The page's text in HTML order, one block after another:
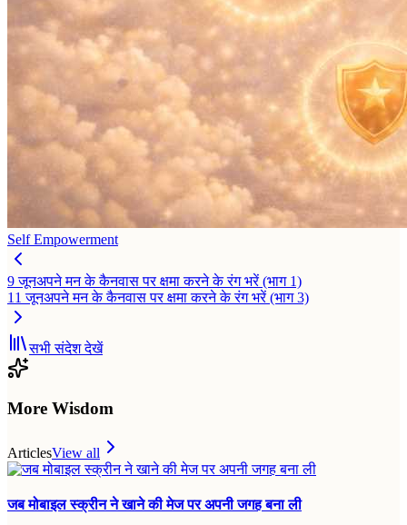
Self Empowerment
9 जूनअपने मन के कैनवास पर क्षमा करने के रंग भरें (भाग 1)
11 जूनअपने मन के कैनवास पर क्षमा करने के रंग भरें (भाग 3)
सभी संदेश देखें
More Wisdom
ArticlesView all
जब मोबाइल स्क्रीन ने खाने की मेज पर अपनी जगह बना ली